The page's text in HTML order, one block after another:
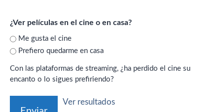
¿Ver películas en el cine o en casa?
Me gusta el cine
Prefiero quedarme en casa
Con las plataformas de streaming, ¿ha perdido el cine su
encanto o lo sigues prefiriendo?
Ver resultados